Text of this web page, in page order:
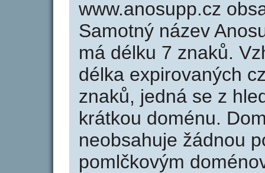
www.anosupp.cz
Samotný název
má délku 7 znaků.
délka expirovaných
znaků, jedná se z
krátkou doménu.
neobsahuje žádnou
pomlčkovým